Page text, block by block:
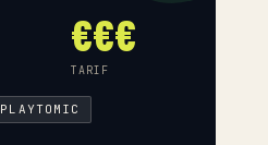
€€€
TARIF
PLAYTOMIC